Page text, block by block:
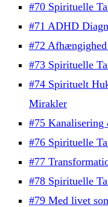
#70 Spirituelle
#71 ADHD
#72
#73 Spirituelle
#74 Spirituelt
Mirakler
#75 Kanalisering
#76 Spirituelle
#77
#78 Spirituelle
#79 Med livet